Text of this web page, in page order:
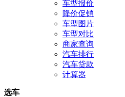
车型报价
降价促销
车型图片
车型对比
商家查询
汽车排行
汽车贷款
计算器
选车